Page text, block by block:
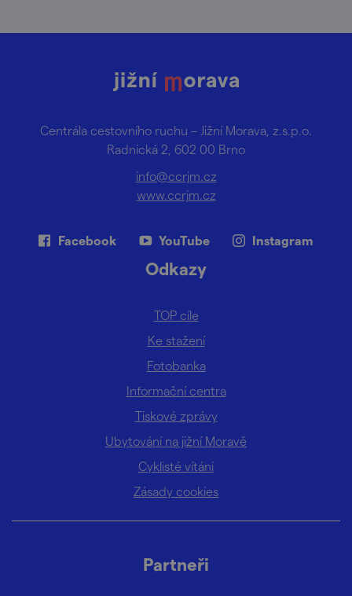
Centrála cestovního ruchu – Jižní Morava, z.s.p.o.
Radnická 2, 602 00 Brno
info@ccrjm.cz
www.ccrjm.cz
Facebook YouTube Instagram
Odkazy
TOP cíle
Ke stažení
Fotobanka
Informační centra
Tiskové zprávy
Ubytování na jižní Moravě
Cyklisté vítáni
Zásady cookies
Partneři